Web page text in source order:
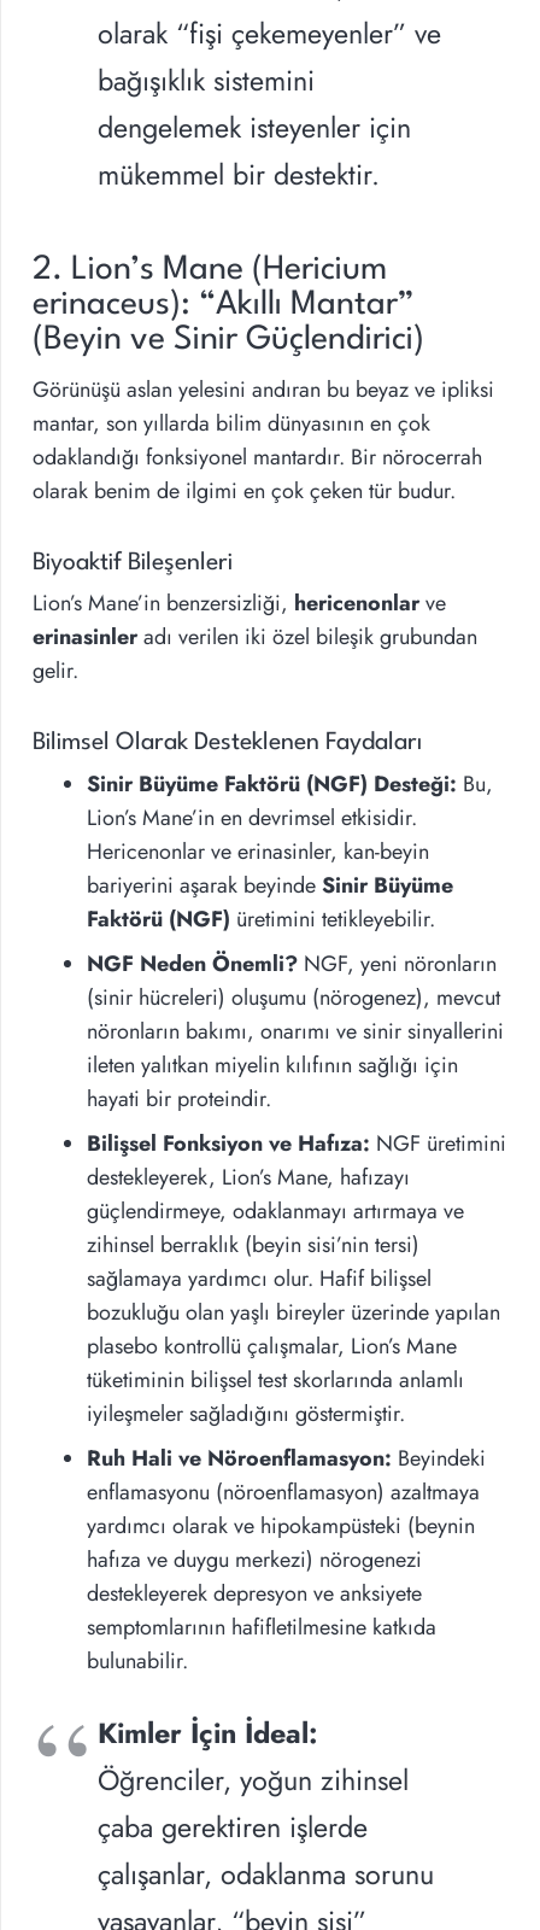
olarak “fişi çekemeyenler” ve
bağışıklık sistemini
dengelemek isteyenler için
mükemmel bir destektir.
2. Lion’s Mane (Hericium
erinaceus): “Akıllı Mantar”
(Beyin ve Sinir Güçlendirici)
Görünüşü aslan yelesini andıran bu beyaz ve ipliksi
mantar, son yıllarda bilim dünyasının en çok
odaklandığı fonksiyonel mantardır. Bir nörocerrah
olarak benim de ilgimi en çok çeken tür budur.
Biyoaktif Bileşenleri
Lion’s Mane’in benzersizliği, hericenonlarve
erinasinleradı verilen iki özel bileşik grubundan
gelir.
Bilimsel Olarak Desteklenen Faydaları
Sinir Büyüme Faktörü (NGF) Desteği: Bu,
Lion’s Mane’in en devrimsel etkisidir.
Hericenonlar ve erinasinler, kan-beyin
bariyerini aşarak beyindeSinir Büyüme
Faktörü (NGF) üretimini tetikleyebilir.
NGF Neden Önemli? NGF, yeni nöronların
(sinir hücreleri) oluşumu (nörogenez), mevcut
nöronların bakımı, onarımı ve sinir sinyallerini
ileten yalıtkan miyelin kılıfının sağlığı için
hayati bir proteindir.
Bilişsel Fonksiyon ve Hafıza: NGF üretimini
destekleyerek, Lion’s Mane, hafızayı
güçlendirmeye, odaklanmayı artırmaya ve
zihinsel berraklık (beyin sisi’nin tersi)
sağlamaya yardımcı olur. Hafif bilişsel
bozukluğu olan yaşlı bireyler üzerinde yapılan
plasebo kontrollü çalışmalar, Lion’s Mane
tüketiminin bilişsel test skorlarında anlamlı
iyileşmeler sağladığını göstermiştir.
Ruh Hali ve Nöroenflamasyon: Beyindeki
enflamasyonu (nöroenflamasyon) azaltmaya
yardımcı olarak ve hipokampüsteki (beynin
hafıza ve duygu merkezi) nörogenezi
destekleyerek depresyon ve anksiyete
semptomlarının hafifletilmesine katkıda
bulunabilir.
Kimler İçin İdeal:
Öğrenciler, yoğun zihinsel
çaba gerektiren işlerde
çalışanlar, odaklanma sorunu
yaşayanlar, “beyin sisi”